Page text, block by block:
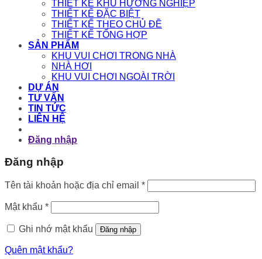
THIẾT KẾ KHU HƯỚNG NGHIỆP
THIẾT KẾ ĐẶC BIỆT
THIẾT KẾ THEO CHỦ ĐỀ
THIẾT KẾ TỔNG HỢP
SẢN PHẨM
KHU VUI CHƠI TRONG NHÀ
NHÀ HƠI
KHU VUI CHƠI NGOÀI TRỜI
DỰ ÁN
TƯ VẤN
TIN TỨC
LIÊN HỆ
Đăng nhập
Đăng nhập
Tên tài khoản hoặc địa chỉ email *Bắt
buộc
Mật khẩu *Bắt
buộc
Ghi nhớ mật khẩu
Đăng nhập
Quên mật khẩu?